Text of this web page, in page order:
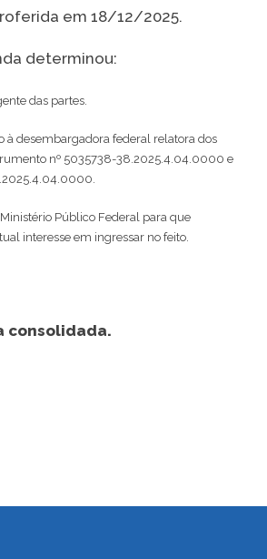
em 18/12/2025.
determinou:
das partes.
à desembargadora federal relatora dos
nº 5035738-38.2025.4.04.0000 e
Público Federal para que
interesse em ingressar no feito.
consolidada.